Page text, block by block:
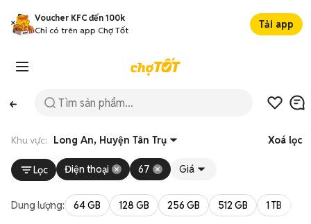
Voucher KFC đến 100k
Chỉ có trên app Chợ Tốt
Tải app
Khu vực: Long An, Huyện Tân Trụ Xoá lọc
Lọc Điện thoại 67 Giá
Dung lượng: 64 GB 128 GB 256 GB 512 GB 1 TB